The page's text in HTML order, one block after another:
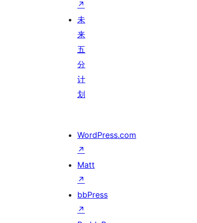
↗
未
来
五
分
计
划
WordPress.com
↗
Matt
↗
bbPress
↗